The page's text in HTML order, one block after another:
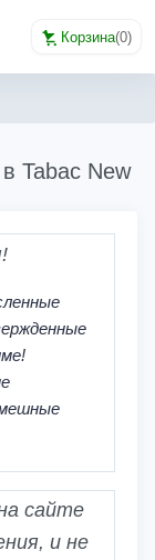
Корзина(0)
Tabac New
сайте
и не